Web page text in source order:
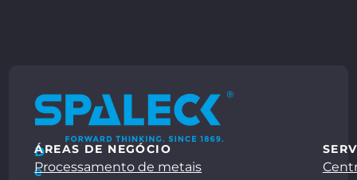
D
e
ÁREAS DE NEGÓCIO
Processamento de metais